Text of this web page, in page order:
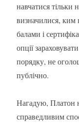
навчатися тільки
визначилися, ким
балами і
опції
порядку, не
публічно.
Нагадую, Платон
справедливим